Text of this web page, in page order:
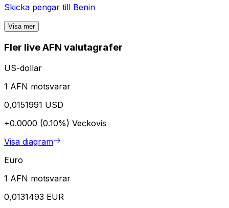
Skicka pengar till Benin
Visa mer
Fler live AFN valutagrafer
US-dollar
1 AFN motsvarar
0,0151991 USD
+0.0000 (0.10%) Veckovis
Visa diagram
Euro
1 AFN motsvarar
0,0131493 EUR